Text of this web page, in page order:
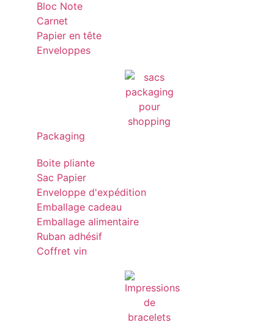
Bloc Note
Carnet
Papier en tête
Enveloppes
Packaging
Boite pliante
Sac Papier
Enveloppe d'expédition
Emballage cadeau
Emballage alimentaire
Ruban adhésif
Coffret vin